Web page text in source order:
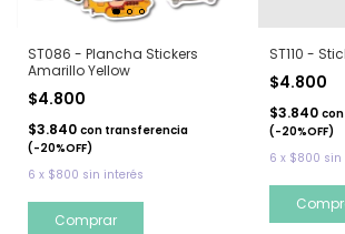
ST086 - Plancha Stickers
Amarillo Yellow
$4.800
$3.840 con transferencia
(-20%OFF)
6 x $800 sin interés
ST110 -
$4.800
$3.840 con
(-20%OFF)
6 x $800 sin